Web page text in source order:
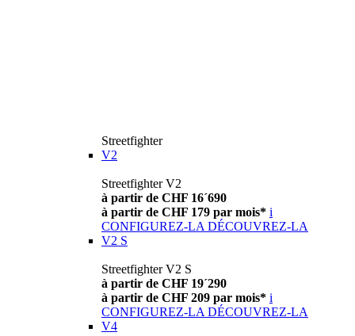
Streetfighter
V2
Streetfighter V2
à partir de CHF 16´690
à partir de CHF 179 par mois* i
CONFIGUREZ-LA DÉCOUVREZ-LA
V2 S
Streetfighter V2 S
à partir de CHF 19´290
à partir de CHF 209 par mois* i
CONFIGUREZ-LA DÉCOUVREZ-LA
V4